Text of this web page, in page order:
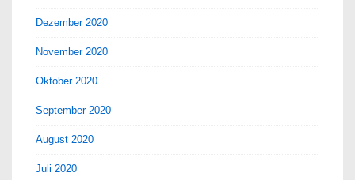
Dezember 2020
November 2020
Oktober 2020
September 2020
August 2020
Juli 2020